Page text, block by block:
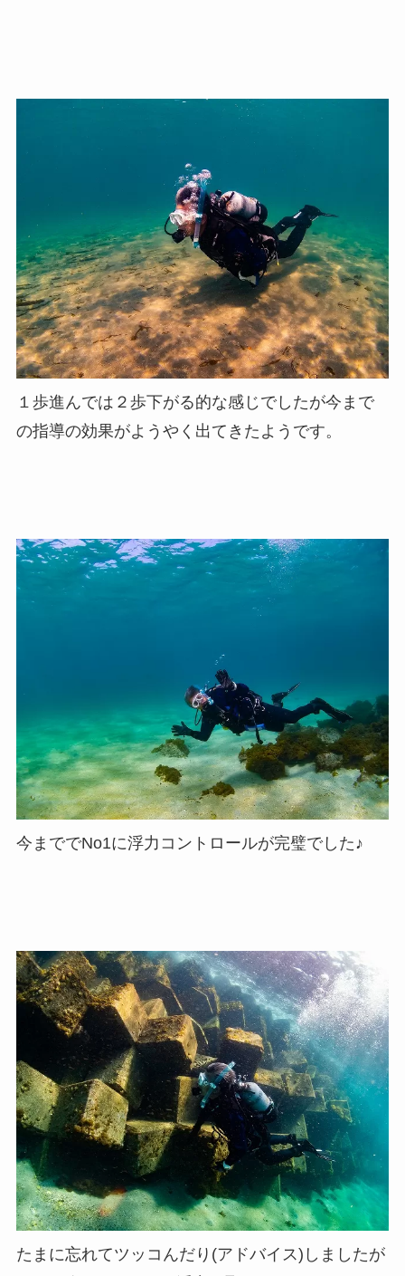
１歩進んでは２歩下がる的な感じでしたが今まで
の指導の効果がようやく出てきたようです。
今まででNo1に浮力コントロールが完璧でした♪
たまに忘れてツッコんだり(アドバイス)しましたが